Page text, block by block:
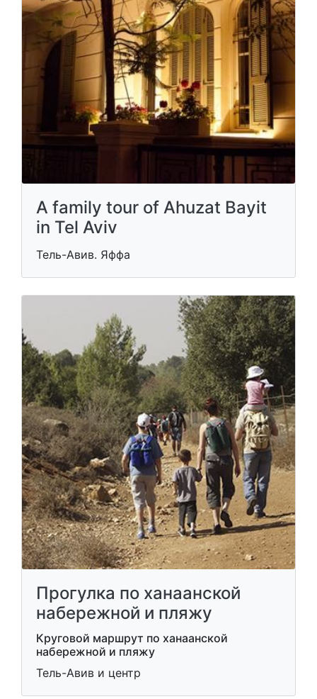
A family tour of Ahuzat Bayit
in Tel Aviv
Тель-Авив. Яффа
Прогулка по ханаанской
набережной и пляжу
Круговой маршрут по ханаанской
набережной и пляжу
Тель-Авив и центр